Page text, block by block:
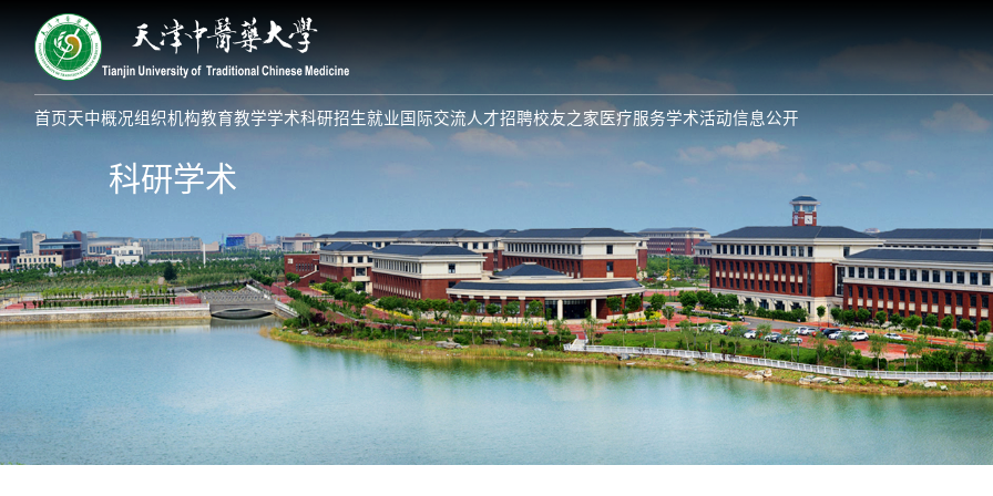
首页天中概况组织机构教育教学学术科研招生就业 国际交流人才招聘校友之家 医疗服务学术活动信息公开
科研学术